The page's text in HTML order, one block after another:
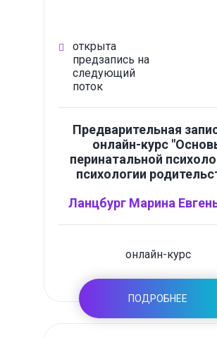
открыта
предзапись на
следующий
поток
Предварительная
онлайн-курс
перинатальной
психологии
Ланцбург Марина
онлайн-курс
ПОДРОБНЕЕ